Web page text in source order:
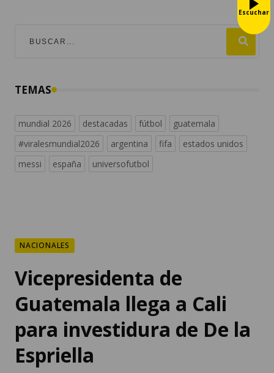
TEMAS
mundial 2026 destacadas fútbol
guatemala
#viralesmundial2026
argentina fifa
estados unidos
messi
españa universofutbol
NACIONALES
Vicepresidenta de
Guatemala llega a Cali
para investidura de De la
Espriella
Escuchar